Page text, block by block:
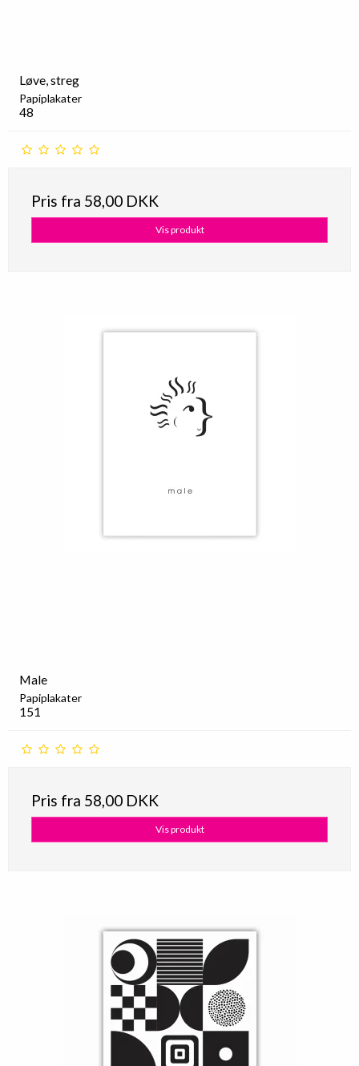
Løve, streg
Papiplakater
48
Pris fra 58,00 DKK
Vis produkt
Male
Papiplakater
151
Pris fra 58,00 DKK
Vis produkt